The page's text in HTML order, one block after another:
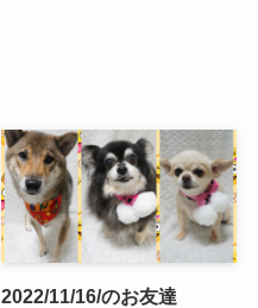
2022/11/16/のお友達